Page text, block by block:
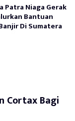
Patra Niaga Gerak
Bantuan
Di Sumatera
Cortax Bagi